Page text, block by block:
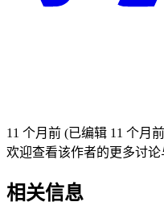
11 个月前 (已编辑 11 个月
欢迎查看该作者的更多讨论
相关信息